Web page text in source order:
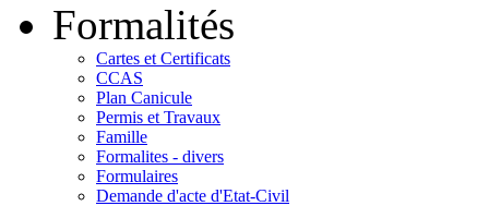
Formalités
Cartes et Certificats
CCAS
Plan Canicule
Permis et Travaux
Famille
Formalites - divers
Formulaires
Demande d'acte d'Etat-Civil